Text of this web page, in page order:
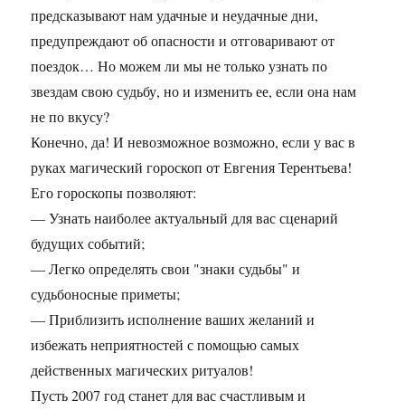
предсказывают нам удачные и неудачные дни,
предупреждают об опасности и отговаривают от
поездок… Но можем ли мы не только узнать по
звездам свою судьбу, но и изменить ее, если она нам
не по вкусу?
Конечно, да! И невозможное возможно, если у вас в
руках магический гороскоп от Евгения Терентьева!
Его гороскопы позволяют:
— Узнать наиболее актуальный для вас сценарий
будущих событий;
— Легко определять свои "знаки судьбы" и
судьбоносные приметы;
— Приблизить исполнение ваших желаний и
избежать неприятностей с помощью самых
действенных магических ритуалов!
Пусть 2007 год станет для вас счастливым и